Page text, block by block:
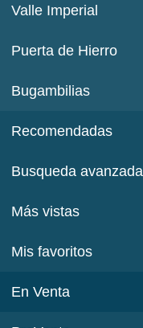
Valle Imperial
Puerta de Hierro
Bugambilias
Recomendadas
Busqueda avanzada
Más vistas
Mis favoritos
En Venta